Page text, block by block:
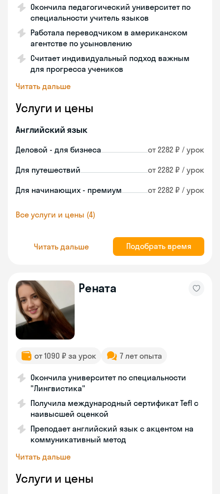
Окончила педагогический университет по
специальности учитель языков
Работала переводчиком в американском
агентстве по усыновлению
Считает индивидуальный подход важным
для прогресса учеников
Читать дальше
Услуги и цены
Английский язык
Деловой - для бизнеса от 2282 ₽ / урок
Для путешествий от 2282 ₽ / урок
Для начинающих - премиум от 2282 ₽ / урок
Все услуги и цены (4)
Читать дальше Подобрать время
Рената
от 1090 ₽ за урок 7 лет опыта
Окончила университет по специальности
"Лингвистика"
Получила международный сертификат Tefl с
наивысшей оценкой
Преподает английский язык с акцентом на
коммуникативный метод
Читать дальше
Услуги и цены